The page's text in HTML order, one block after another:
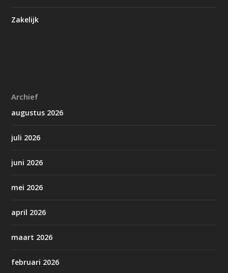
Zakelijk
Archief
augustus 2026
juli 2026
juni 2026
mei 2026
april 2026
maart 2026
februari 2026